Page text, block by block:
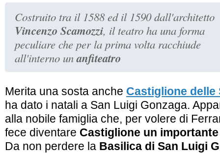
Costruito tra il 1588 ed il 1590 dall'architetto
Vincenzo Scamozzi, il teatro ha una forma
peculiare che per la prima volta racchiude
all'interno unanfiteatro
Merita una sosta anche Castiglione delle
ha dato i natali a San Luigi Gonzaga.
alla nobile famiglia che, per volere di
fece diventare Castiglione un
Da non perdere la Basilica di San Luigi